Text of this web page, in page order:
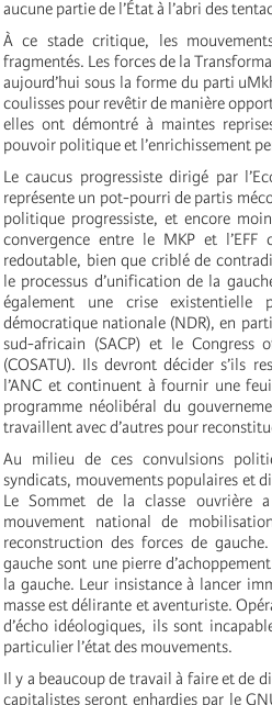
aucune partie de l’État à l’abri des
À ce stade critique, les
fragmentés. Les forces de la
aujourd’hui sous la forme du parti
coulisses pour revêtir de manière
elles ont démontré à maintes
pouvoir politique et l’enrichissement
Le caucus progressiste dirigé par
représente un pot-pourri de partis
politique progressiste, et encore
convergence entre le MKP et
redoutable, bien que criblé de
le processus d’unification de la
également une crise
démocratique nationale (NDR), en
sud-africain (SACP) et le Congress
(COSATU). Ils devront décider s’ils
l’ANC et continuent à fournir une
programme néolibéral du
travaillent avec d’autres pour
Au milieu de ces convulsions
syndicats, mouvements populaires et
Le Sommet de la classe ouvrière
mouvement national de
reconstruction des forces de
gauche sont une pierre
la gauche. Leur insistance à lancer
masse est délirante et aventuriste.
d’écho idéologiques, ils sont
particulier l’état des mouvements.
Il y a beaucoup de travail à faire et de
capitalistes seront enhardies par le